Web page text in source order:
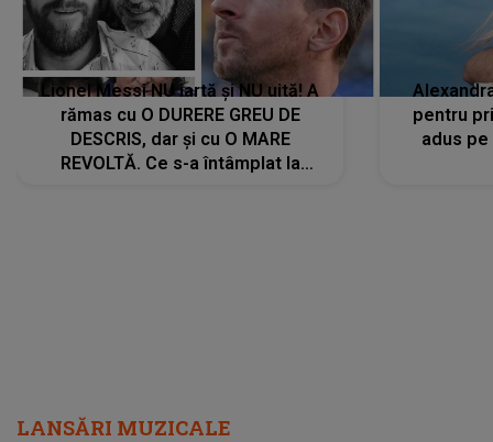
Lionel Messi NU iartă și NU uită! A
rămas cu O DURERE GREU DE
DESCRIS, dar și cu O MARE
REVOLTĂ. Ce s-a întâmplat la
pentru
adus
LANSĂRI MUZICALE